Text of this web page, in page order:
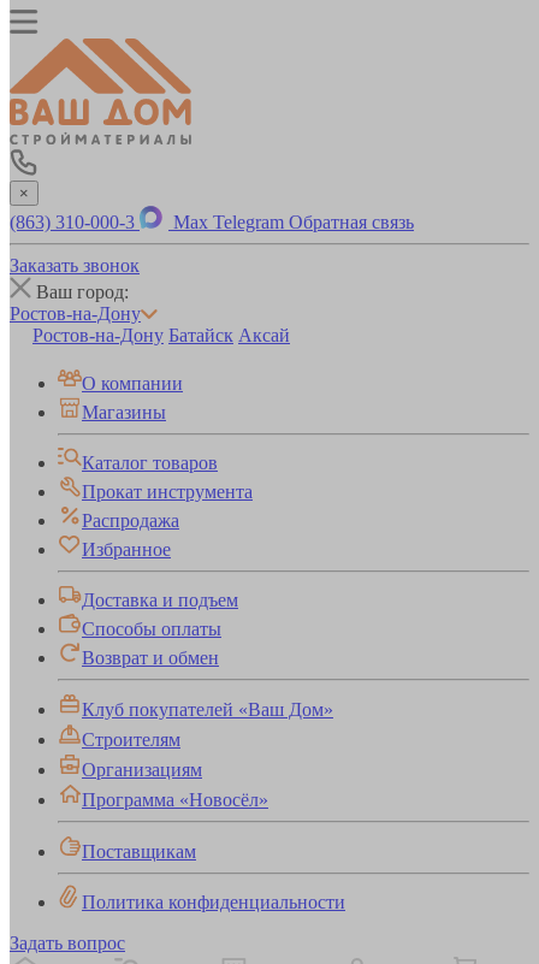
×
(863) 310-000-3 Max Telegram Обратная связь
Заказать звонок
Ваш город:
Ростов-на-Дону
Ростов-на-Дону Батайск Аксай
О компании
Магазины
Каталог товаров
Прокат инструмента
Распродажа
Избранное
Доставка и подъем
Способы оплаты
Возврат и обмен
Клуб покупателей «Ваш Дом»
Строителям
Организациям
Программа «Новосёл»
Поставщикам
Политика конфиденциальности
Задать вопрос